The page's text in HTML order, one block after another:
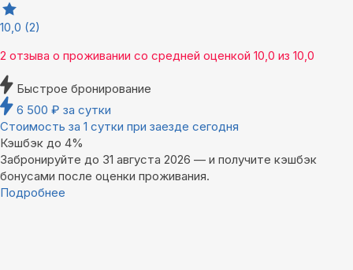
10,0 (2)
2 отзыва о проживании со средней оценкой 10,0 из 10,0
Быстрое бронирование
6 500 ₽ за сутки
Стоимость за 1 сутки при заезде сегодня
Кэшбэк до 4%
Забронируйте до 31 августа 2026 — и получите кэшбэк
бонусами после оценки проживания.
Подробнее